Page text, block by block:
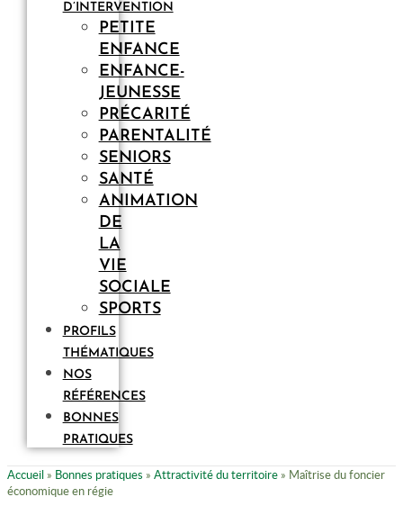
D’INTERVENTION
PETITE
ENFANCE
ENFANCE-
JEUNESSE
PRÉCARITÉ
PARENTALITÉ
SENIORS
SANTÉ
ANIMATION
DE
LA
VIE
SOCIALE
SPORTS
PROFILS
THÉMATIQUES
NOS
RÉFÉRENCES
BONNES
PRATIQUES
Accueil » Bonnes pratiques » Attractivité du territoire » Maîtrise du foncier
économique en régie